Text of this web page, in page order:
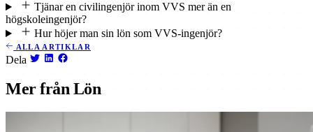
Tjänar en civilingenjör inom VVS mer än en
högskoleingenjör?
Hur höjer man sin lön som VVS-ingenjör?
ALLA ARTIKLAR
Dela
Mer från Lön